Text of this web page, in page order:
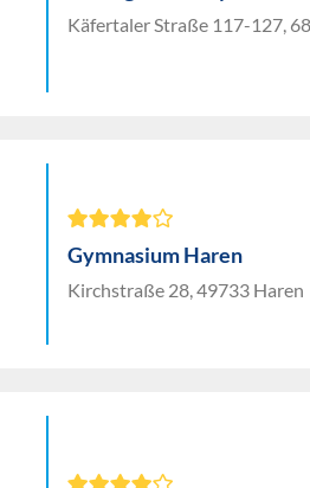
Käfertaler Straße 117-127,
Gymnasium Haren
Kirchstraße 28, 49733 Haren